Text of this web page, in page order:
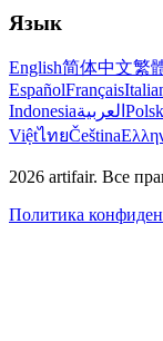
Язык
English简体中文繁
EspañolFrançais
Indonesiaالعربية
ViệtไทยČeština
2026 artifair. Все
Политика